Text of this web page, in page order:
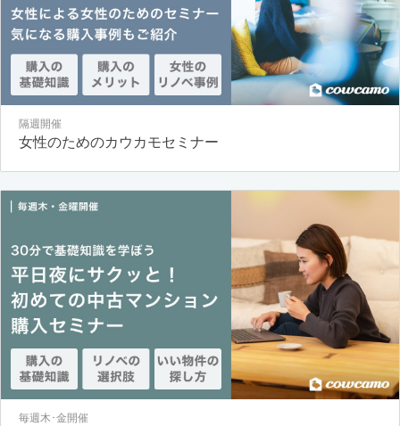
隔週開催
女性のためのカウカモセミナー
毎週木･金開催